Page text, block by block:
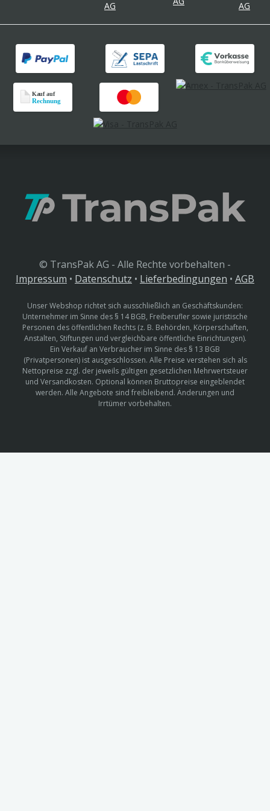
© TransPak AG - Alle Rechte vorbehalten -
Impressum • Datenschutz • Lieferbedingungen • AGB
Unser Webshop richtet sich ausschließlich an Geschäftskunden:
Unternehmer im Sinne des § 14 BGB, Freiberufler sowie juristische
Personen des öffentlichen Rechts (z. B. Behörden, Körperschaften,
Anstalten, Stiftungen und vergleichbare öffentliche Einrichtungen).
Ein Verkauf an Verbraucher im Sinne des § 13 BGB
(Privatpersonen) ist ausgeschlossen. Alle Preise verstehen sich als
Nettopreise zzgl. der jeweils gültigen gesetzlichen Mehrwertsteuer
und Versandkosten. Optional können Bruttopreise eingeblendet
werden. Alle Angebote sind freibleibend. Änderungen und
Irrtümer vorbehalten.